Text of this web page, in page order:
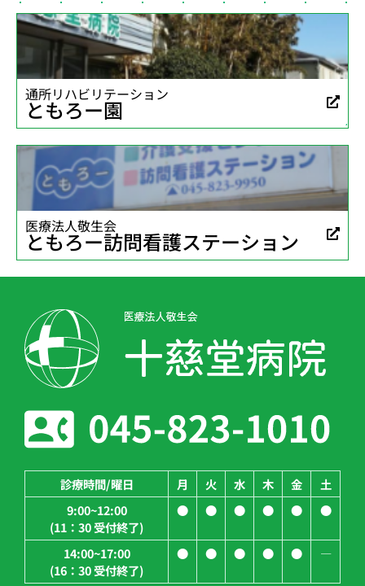
通所リハビリテーション
ともろー園
医療法人敬生会
ともろー訪問看護ステーション
診療時間/曜日 月 火 水 木 金
土
9:00~12:00
(11：30 受付終了)
● ● ● ● ● ●
14:00~17:00
(16：30 受付終了)
● ● ● ● ● ―